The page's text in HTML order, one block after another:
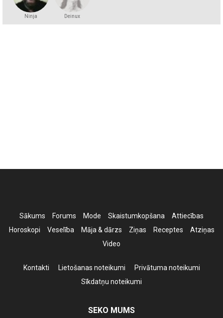
Ninja Deinux
Sākums Forums Mode Skaistumkopšana
Attiecības
Horoskopi
Veselība Māja & dārzs Ziņas Receptes
Atziņas
Video
Kontakti Lietošanas noteikumi
Privātuma noteikumi
Sīkdatņu noteikumi
SEKO MUMS